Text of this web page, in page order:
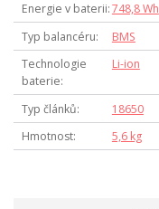
Energie v baterii 748,8 Wh
Typ balancéru
BMS
Technologie
baterie
Li-ion
Typ článků
18650
Hmotnost
5,6 kg